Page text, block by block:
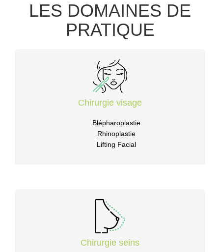
LES DOMAINES DE
PRATIQUE
Chirurgie visage
Blépharoplastie
Rhinoplastie
Lifting Facial
Chirurgie seins